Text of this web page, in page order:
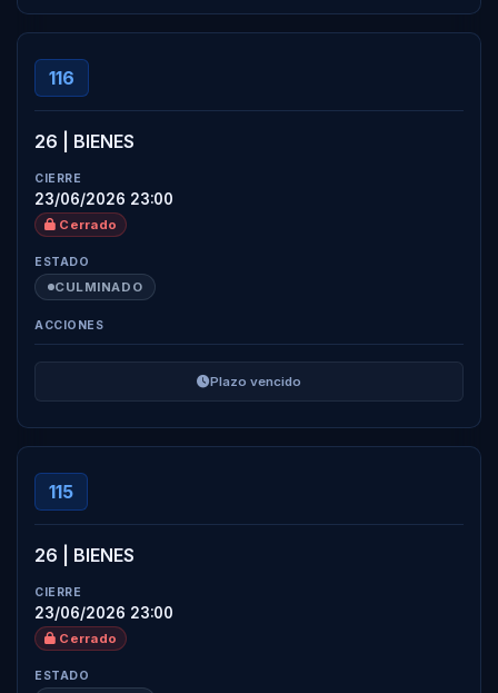
116
26 | BIENES
23/06/2026 23:00
Cerrado
CULMINADO
Plazo vencido
115
26 | BIENES
23/06/2026 23:00
Cerrado